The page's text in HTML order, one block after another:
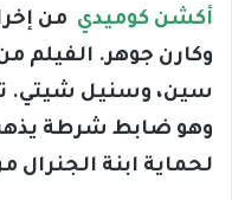
أكشن كوميدي من
وكارن جوهر. الفيلم
سين، وسنيل شيتي.
وهو ضابط شرطة
لحماية ابنة الجنرال